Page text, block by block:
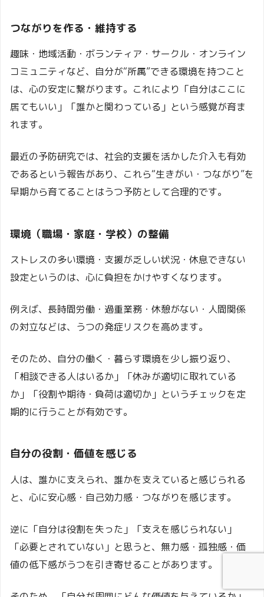
つながりを作る・維持する
趣味・地域活動・ボランティア・サークル・オンライン
コミュニティなど、自分が“所属”できる環境を持つこと
は、心の安定に繋がります。これにより「自分はここに
居てもいい」「誰かと関わっている」という感覚が育ま
れます。
最近の予防研究では、社会的支援を活かした介入も有効
であるという報告があり、これら“生きがい・つながり”を
早期から育てることはうつ予防として合理的です。
環境（職場・家庭・学校）の整備
ストレスの多い環境・支援が乏しい状況・休息できない
設定というのは、心に負担をかけやすくなります。
例えば、長時間労働・過重業務・休憩がない・人間関係
の対立などは、うつの発症リスクを高めます。
そのため、自分の働く・暮らす環境を少し振り返り、
「相談できる人はいるか」「休みが適切に取れている
か」「役割や期待・負荷は適切か」というチェックを定
期的に行うことが有効です。
自分の役割・価値を感じる
人は、誰かに支えられ、誰かを支えていると感じられる
と、心に安心感・自己効力感・つながりを感じます。
逆に「自分は役割を失った」「支えを感じられない」
「必要とされていない」と思うと、無力感・孤独感・価
値の低下感がうつを引き寄せることがあります。